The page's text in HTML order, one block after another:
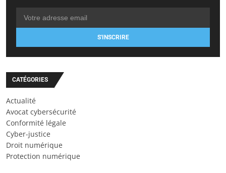
S'INSCRIRE
CATÉGORIES
Actualité
Avocat cybersécurité
Conformité légale
Cyber-justice
Droit numérique
Protection numérique